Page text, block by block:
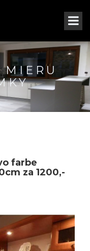
farbe
za 1200,-